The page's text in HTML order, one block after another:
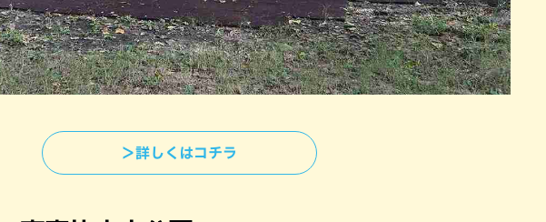
＞詳しくはコチラ